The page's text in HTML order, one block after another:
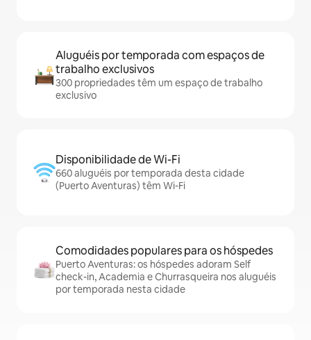
Aluguéis por temporada com espaços de
trabalho exclusivos
300 propriedades têm um espaço de trabalho
exclusivo
Disponibilidade de Wi-Fi
660 aluguéis por temporada desta cidade
(Puerto Aventuras) têm Wi-Fi
Comodidades populares para os hóspedes
Puerto Aventuras: os hóspedes adoram Self
check-in, Academia e Churrasqueira nos aluguéis
por temporada nesta cidade